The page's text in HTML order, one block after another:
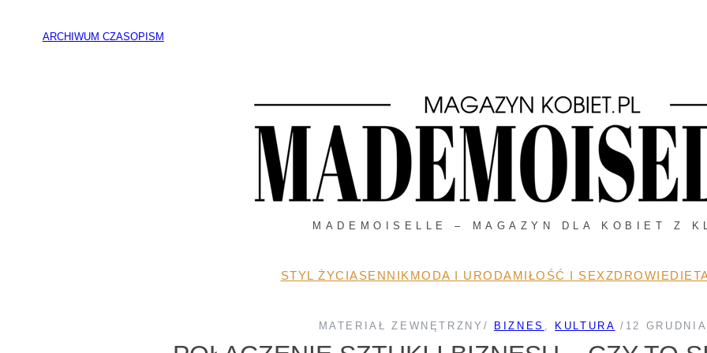
ARCHIWUM CZASOPISM
MADEMOISELLE – MAGAZYN DLA KOBIET Z
STYL ŻYCIASENNIK MODA I URODAMIŁOŚĆ I SEXZDROWIE
MATERIAŁ ZEWNĘTRZNY / BIZNES , KULTURA / 12